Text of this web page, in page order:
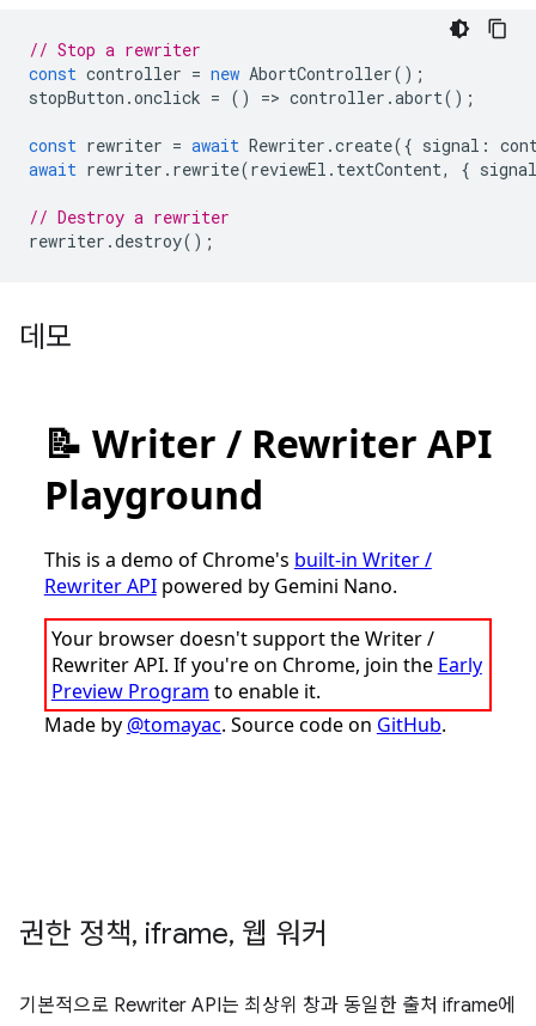
// Stop a rewriter
const controller = new AbortController();
stopButton .onclick = () => controller .abort();
const rewriter = await Rewriter .create({ signal :
await rewriter . rewrite(reviewEl . textContent, { signal
// Destroy a rewriter
rewriter .destroy();
데모
권한 정책, iframe, 웹 워커
기본적으로 Rewriter API는 최상위 창과 동일한 출처 iframe에